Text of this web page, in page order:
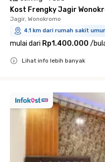
Kost Frengky Jagir
Jagir, Wonokromo
4.1 km dari rumah sakit
mulai dari Rp1.400.000 /
Lihat info lebih banyak